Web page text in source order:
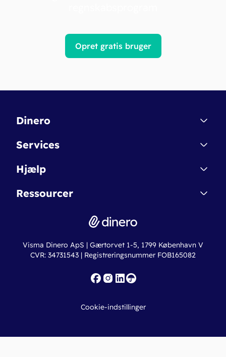
Opret gratis bruger
Dinero
Kontakt
Betingelser & Sikkerhed
Nye funktioner
Services
Dinero Starter
Dinero Pro
Erhvervslån
Fakturaskabeloner
Hjælp
Regnskabsordbogen
Online regnskabskurser
Ressourcer
Ny virksomhed
Iværksætterlegat
Visma Dinero ApS | Gærtorvet 1-5, 1799 København V
CVR: 34731543 | Registreringsnummer FOB165082
Cookie-indstillinger